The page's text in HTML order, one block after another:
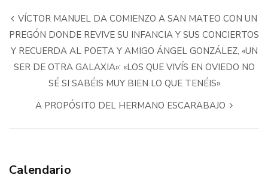
VÍCTOR MANUEL DA COMIENZO A SAN MATEO CON UN
PREGÓN DONDE REVIVE SU INFANCIA Y SUS CONCIERTOS
Y RECUERDA AL POETA Y AMIGO ÁNGEL GONZÁLEZ, «UN
SER DE OTRA GALAXIA»: «LOS QUE VIVÍS EN OVIEDO NO
SÉ SI SABÉIS MUY BIEN LO QUE TENÉIS»
A PROPÓSITO DEL HERMANO ESCARABAJO
Calendario